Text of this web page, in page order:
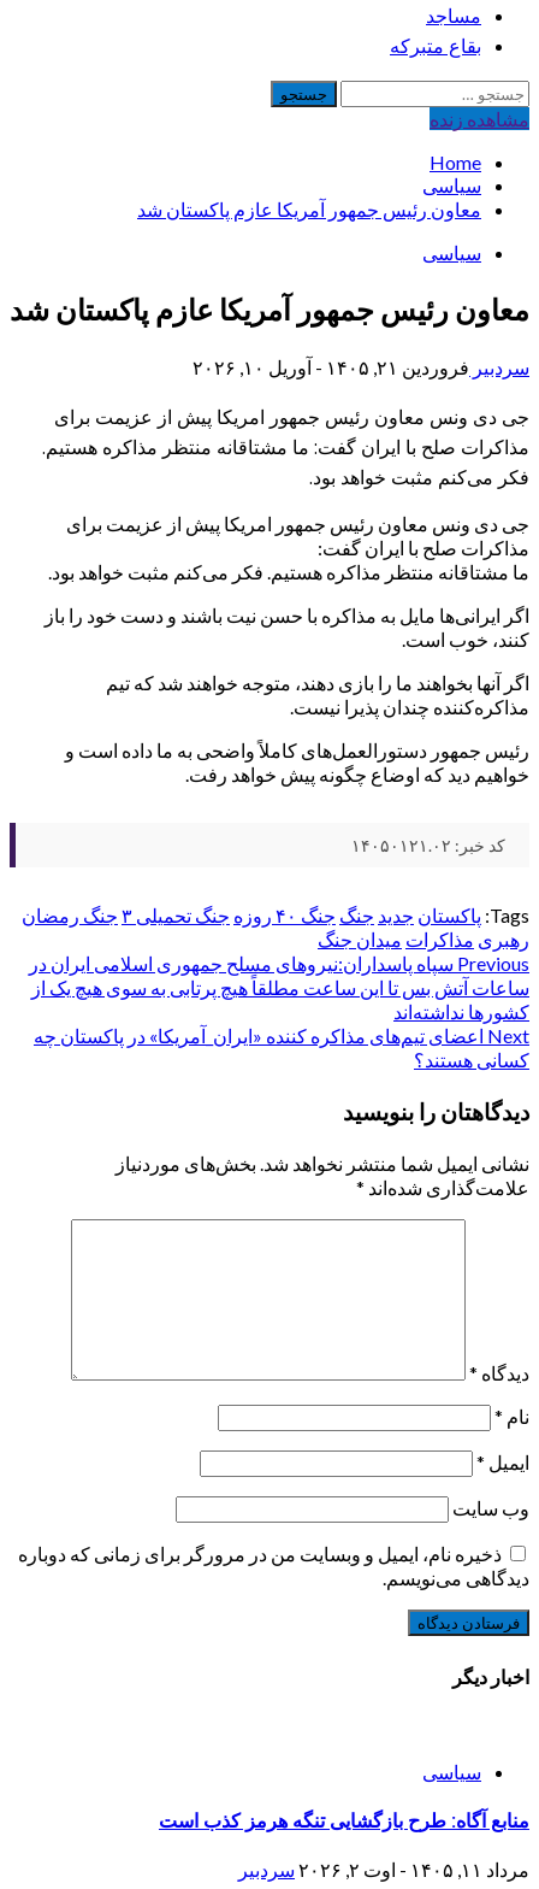
مساجد
بقاع متبرکه
جستجو
برای:
مشاهده‌ زنده
Home
سیاسی
معاون رئیس جمهور آمریکا عازم پاکستان شد
سیاسی
معاون رئیس جمهور آمریکا عازم پاکستان شد
سردبیر فروردین ۲۱, ۱۴۰۵ - آوریل ۱۰, ۲۰۲۶
جی دی ونس معاون رئیس جمهور امریکا پیش از عزیمت برای
مذاکرات صلح با ایران گفت: ما مشتاقانه منتظر مذاکره هستیم.
فکر می‌کنم مثبت خواهد بود.
جی دی ونس معاون رئیس جمهور امریکا پیش از عزیمت برای
مذاکرات صلح با ایران گفت:
ما مشتاقانه منتظر مذاکره هستیم. فکر می‌کنم مثبت خواهد بود.
اگر ایرانی‌ها مایل به مذاکره با حسن نیت باشند و دست خود را باز
کنند، خوب است.
اگر آنها بخواهند ما را بازی دهند، متوجه خواهند شد که تیم
مذاکره‌کننده چندان پذیرا نیست.
رئیس جمهور دستورالعمل‌های کاملاً واضحی به ما داده است و
خواهیم دید که اوضاع چگونه پیش خواهد رفت.
کد خبر: ۱۴۰۵۰۱۲۱.۰۲
Tags: پاکستان جدید جنگ جنگ ۴۰ روزه جنگ تحمیلی ۳
جنگ رمضان
رهبری مذاکرات میدان جنگ
Post
navigation
Previous سپاه پاسداران:نیروهای مسلح جمهوری اسلامی ایران در
ساعات آتش بس تا این ساعت مطلقاً هیچ پرتابی به سوی هیچ یک از
کشورها نداشته‌اند‌
Next اعضای تیم‌های مذاکره کننده «ایران_آمریکا» در پاکستان چه
کسانی هستند؟
دیدگاهتان را بنویسید
نشانی ایمیل شما منتشر نخواهد شد. بخش‌های موردنیاز
علامت‌گذاری شده‌اند *
دیدگاه *
نام *
ایمیل *
وب‌ سایت
ذخیره نام، ایمیل و وبسایت من در مرورگر برای زمانی که دوباره
دیدگاهی می‌نویسم.
اخبار دیگر
سیاسی
منابع آگاه: طرح بازگشایی تنگه هرمز کذب است
مرداد ۱۱, ۱۴۰۵ - اوت ۲, ۲۰۲۶ سردبیر